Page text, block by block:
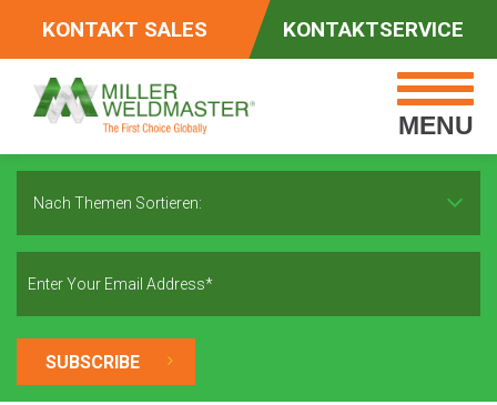
KONTAKT SALES KONTAKTSERVICE
MENU
Nach Themen Sortieren: